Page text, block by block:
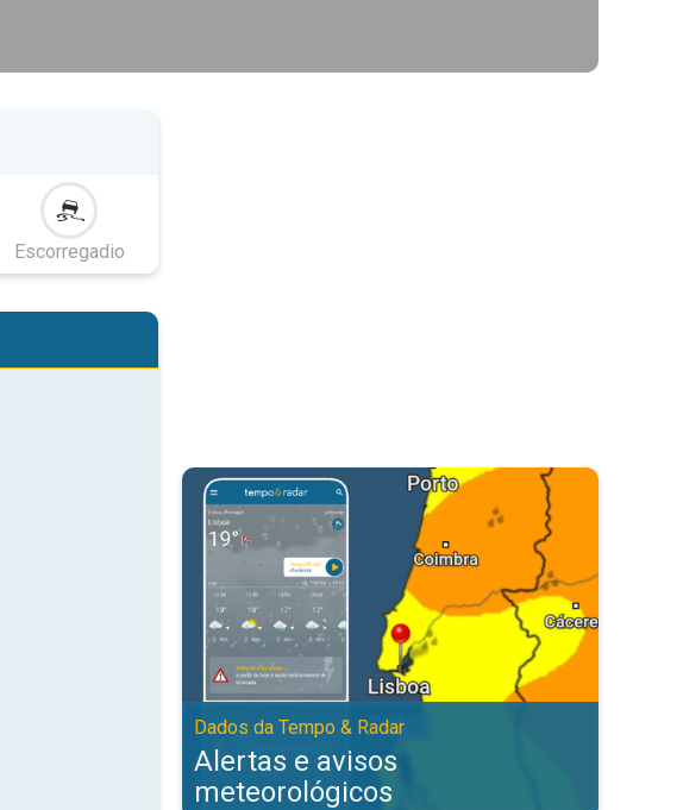
Escorregadio
Alertas e avisos meteorológicos. Dados da Tempo & Radar. . .
Dados da Tempo & Radar
Alertas e avisos
meteorológicos